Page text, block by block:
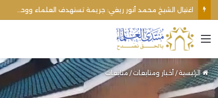
القائمة
الرئيسية/ أخبار ومتابعات/ متابعات